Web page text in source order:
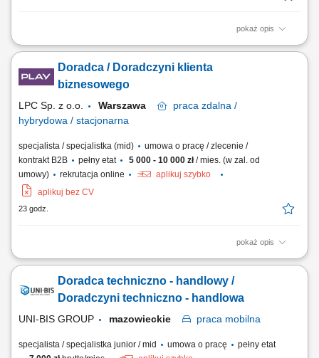
pokaż opis
Kompleksowa obsługa klientów w zakresie sprzedaży, zakupu oraz
budowanie własnej bazy klientów. Organizowanie oraz prowadzenie
prezentacji nieruchomości. Koordynowanie procesu transakcyjnego i
Doradca / Doradczyni klienta
biznesowego
LPC Sp. z o.o. Warszawa praca zdalna /
hybrydowa / stacjonarna
specjalista / specjalistka (mid)
umowa o pracę / zlecenie /
kontrakt B2B
pełny etat 5 000 - 10 000 zł/ mies. (w zal. od
umowy)
rekrutacja online
aplikuj szybko
aplikuj bez CV
23 godz.
pokaż opis
Zakres obowiązków: Sprzedaż łączy światłowodowych —
firm w terenie, sygnały zakupowe (nowa hala, nowy oddział, rekrutacja
informatyka), polecenia od obecnych klientów i od lokalnych firm IT;
Doradca techniczno - handlowy /
Doradczyni techniczno - handlowa
UNI-BIS GROUP mazowieckie praca mobilna
specjalista / specjalistka junior / mid umowa o pracę
pełny etat